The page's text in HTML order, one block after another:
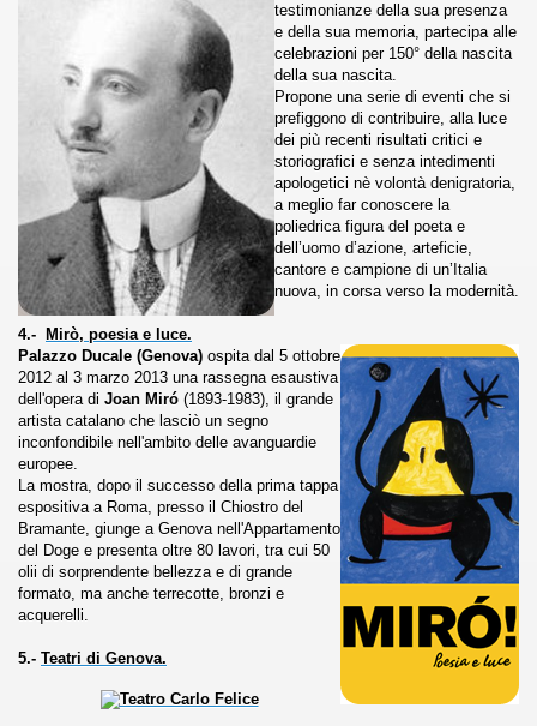
testimonianze della sua presenza
e della sua memoria, partecipa alle
celebrazioni per 150° della nascita
della sua nascita.
Propone una serie di eventi che si
prefiggono di contribuire, alla luce
dei più recenti risultati critici e
storiografici e senza intedimenti
apologetici nè volontà denigratoria,
a meglio far conoscere la
poliedrica figura del poeta e
dell’uomo d’azione, arteficie,
cantore e campione di un’Italia
nuova, in corsa verso la modernità.
4.-
Mirò, poesia e luce.
Palazzo Ducale (Genova) ospita dal 5 ottobre
2012 al 3 marzo 2013 una rassegna esaustiva
dell'opera di Joan Miró (1893-1983), il grande
artista catalano che lasciò un segno
inconfondibile nell'ambito delle avanguardie
europee.
La mostra, dopo il successo della prima tappa
espositiva a Roma, presso il Chiostro del
Bramante, giunge a Genova nell'Appartamento
del Doge e presenta oltre 80 lavori, tra cui 50
olii di sorprendente bellezza e di grande
formato, ma anche terrecotte, bronzi e
acquerelli.
5.- Teatri di Genova.
del mese di Giugno 2013.
mese di Luglio 2013.